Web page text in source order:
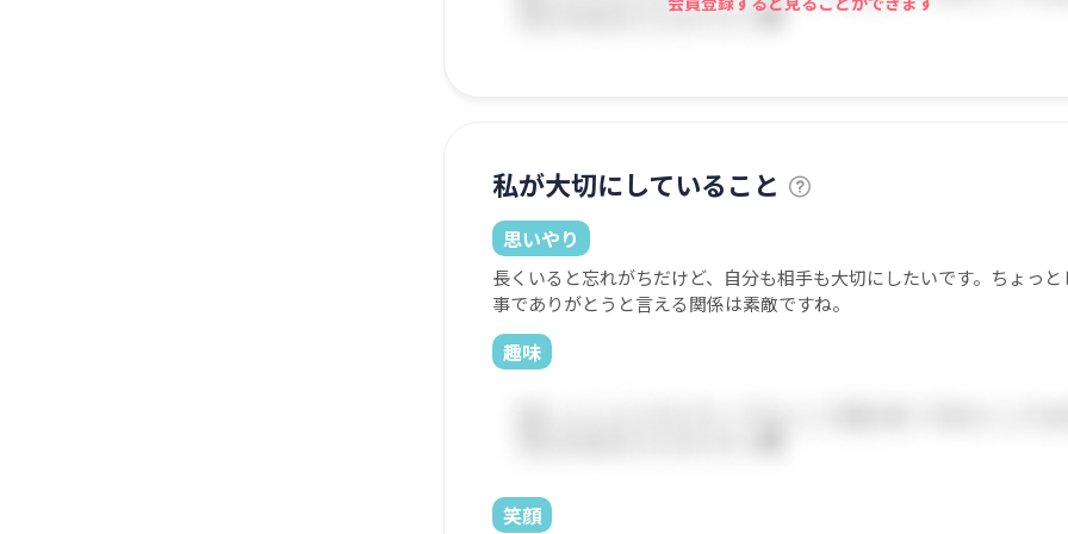
私が大切にしていること
思いやり
長くいると忘れがちだけど、自分も相手も大切にしたいです。ちょっと
事でありがとうと言える関係は素敵ですね。
趣味
笑顔